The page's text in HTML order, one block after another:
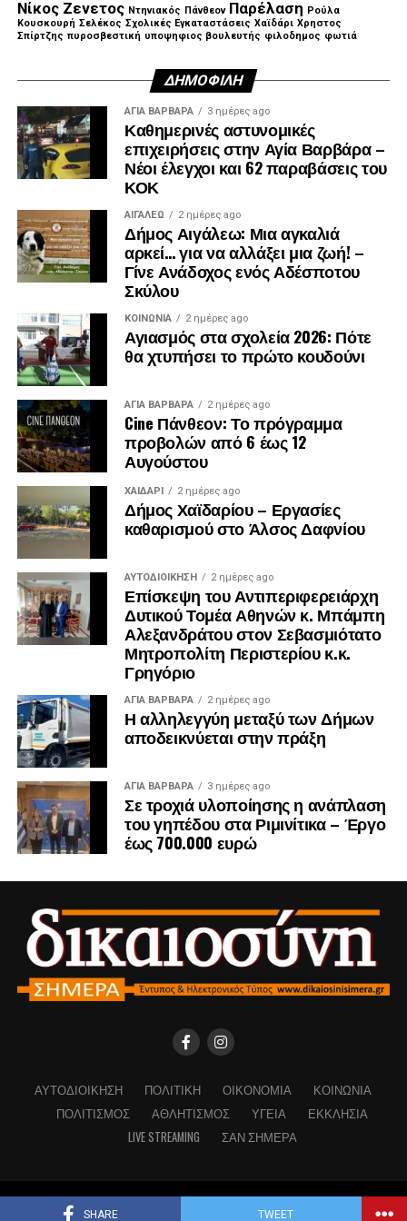
SHARE TWEET
ΤΑΣΙΟΠΟΥΛΟΣ ΣΤΑΥΡΟΣ ΥΠ ΠΕΡΙΦΕΡΕΙΑΚΟΣ
ΣΥΜΒΟΥΛΟΣ
ΜΟΥΛΙΑΤΟΣ ΔΗΜΗΤΡΗΣ ΥΠ ΠΕΡΙΦΕΡΕΙΑΚΟΣ
ΚΡΕΜΜΥΔΑΣ ΛΑΜΠΡΟΣ ΥΠ ΠΕΡΙΦΕΡΕΙΑΚΟΣ
ΣΥΜΒΟΥΛΟΣ
ΣΑΒΒΑΣ ΑΒΡΑΜΙΔΗΣ ΠΡΩΗΝ ΔΗΜΟΤΙΚΟΙ
ΣΥΜΒΟΥΛΟΙ ΠΕΡΙΣΤΕΡΙΟΥ
ΓΙΩΡΓΟΣ ΑΥΓΟΥΣΤΙΔΗΣ ΠΡΩΗΝ ΔΗΜΟΤΙΚΟΙ
ΣΥΜΒΟΥΛΟΙ ΠΕΡΙΣΤΕΡΙΟΥ
ΑΡΓΥΡΗΣ ΑΙΒΑΤΟΓΛΟΥ ΠΡΩΗΝ ΔΗΜΟΤΙΚΟΙ
ΣΥΜΒΟΥΛΟΙ ΠΕΡΙΣΤΕΡΙΟΥ
ΓΙΑΝΝΗΣ ΚΑΝΤΖΟΣ ΠΡΩΗΝ ΔΗΜΟΤΙΚΟΣ
ΣΥΜΒΟΥΛΟΣ ΑΙΓΑΛΕΩ
ΒΕΛΕΝΤΖΑΣ ΓΙΩΡΓΟΣ ΠΡΩΗΝ ΔΗΜΟΤΙΚΟΣ
ΣΥΜΒΟΥΛΟΣ ΧΑΙΔΑΡΙΟΥ
ΔΟΥΜΟΥΡΑ ΔΗΜΗΤΡΑ ΠΡΩΗΝ ΔΗΜΟΤΙΚΟΣ
ΣΥΜΒΟΥΛΟΣ ΧΑΙΔΑΡΙΟΥ
ΓΙΑΝΝΗΣ ΑΛΕΞΟΠΟΥΛΟΣ ΠΡΩΗΝ ΔΗΜΟΤΙΚΟΣ
ΣΥΜΒΟΥΛΟΣ ΧΑΙΔΑΡΙΟΥ
ΔΗΜΗΤΡΗΣ ΔΑΛΑΜΑΓΚΑΣ ΠΡΩΗΝ ΔΗΜΟΤΙΚΟΣ
ΣΥΜΒΟΥΛΟΣ ΙΛΙΟΥ
ΕΛΕΝΗ ΓΡΕΤΣΙΣΤΑ ΠΡΩΗΝ ΔΗΜΟΤΙΚΟΣ
ΣΥΜΒΟΥΛΟΣ ΙΛΙΟΥ
ΧΡΗΣΤΟΣ ΓΚΟΝΗΣ ΠΡΩΗΝ ΔΗΜΟΤΙΚΟΣ
ΣΥΜΒΟΥΛΟΣ ΙΛΙΟΥ
ΒΑΝΙΚΙΩΤΗΣ ΓΙΩΡΓΟΣ ΚΟΙΝΟΤΙΚΟΣ ΣΥΜΒΟΥΛΟΣ
ΠΕΡΙΣΤΕΡΙΟΥ
ΚΑΛΥΒΑ ΠΑΝΑΓΙΩΤΑ ΚΟΙΝΟΤΙΚΟΣ ΣΥΜΒΟΥΛΟΣ
ΠΕΡΙΣΤΕΡΙΟΥ
ΑΛΕΞΑΝΔΡΗ ΑΝΑΣΤΑΣΙΑ ΚΟΙΝΟΤΙΚΟΣ ΣΥΜΒΟΥΛΟΣ
ΚΛΩΝΑΡΗΣ ΣΩΤΗΡΗΣ ΚΟΙΝΟΤΙΚΟΣ ΣΥΜΒΟΥΛΟΣ
ΜΠΑΚΑΤΣΕΛΟΥ ΜΑΡΙΑ ΚΟΙΝΟΤΙΚΟΣ ΣΥΜΒΟΥΛΟΣ
ΠΕΡΙΣΤΕΡΙΟΥ
Νίκος Ζενετος Ντηνιακός Πάνθεον Παρέλαση Ρούλα
Κουσκουρή Σελέκος Σχολικές Εγκαταστάσεις Χαϊδάρι Χρηστος
Σπίρτζης πυροσβεστική υποψηφιος βουλευτής φιλοδημος φωτιά
ΔΗΜΟΦΙΛΉ
ΑΓΙΑ ΒΑΡΒΑΡΑ 3 ημέρες ago
Καθημερινές αστυνομικές
επιχειρήσεις στην Αγία Βαρβάρα –
Νέοι έλεγχοι και 62 παραβάσεις του
ΚΟΚ
ΑΙΓΑΛΕΩ 2 ημέρες ago
Δήμος Αιγάλεω: Μια αγκαλιά
αρκεί… για να αλλάξει μια ζωή! –
Γίνε Ανάδοχος ενός Αδέσποτου
Σκύλου
ΚΟΙΝΩΝΊΑ 2 ημέρες ago
Αγιασμός στα σχολεία 2026: Πότε
θα χτυπήσει το πρώτο κουδούνι
ΑΓΙΑ ΒΑΡΒΑΡΑ 2 ημέρες ago
Cine Πάνθεον: Το πρόγραμμα
προβολών από 6 έως 12
Αυγούστου
ΧΑΪΔΑΡΙ 2 ημέρες ago
Δήμος Χαϊδαρίου – Εργασίες
καθαρισμού στο Άλσος Δαφνίου
ΑΥΤΟΔΙΟΊΚΗΣΗ 2 ημέρες ago
Επίσκεψη του Αντιπεριφερειάρχη
Δυτικού Τομέα Αθηνών κ. Μπάμπη
Αλεξανδράτου στον Σεβασμιότατο
Μητροπολίτη Περιστερίου κ.κ.
Γρηγόριο
ΑΓΙΑ ΒΑΡΒΑΡΑ 2 ημέρες ago
Η αλληλεγγύη μεταξύ των Δήμων
αποδεικνύεται στην πράξη
ΑΓΙΑ ΒΑΡΒΑΡΑ 3 ημέρες ago
Σε τροχιά υλοποίησης η ανάπλαση
του γηπέδου στα Ριμινίτικα – Έργο
έως 700.000 ευρώ
ΑΥΤΟΔΙΟΊΚΗΣΗ ΠΟΛΙΤΙΚΉ ΟΙΚΟΝΟΜΊΑ
ΚΟΙΝΩΝΊΑ
ΠΟΛΙΤΙΣΜΌΣ
ΑΘΛΗΤΙΣΜΌΣ ΥΓΕΊΑ
ΕΚΚΛΗΣΊΑ
LIVE STREAMING
ΣΑΝ ΣΉΜΕΡΑ
Copyright © Dikaiosinisimera.gr 2026